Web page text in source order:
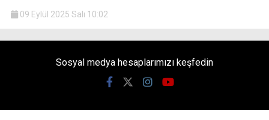
09 Eylül 2025 Salı 10:02
Sosyal medya hesaplarımızı keşfedin